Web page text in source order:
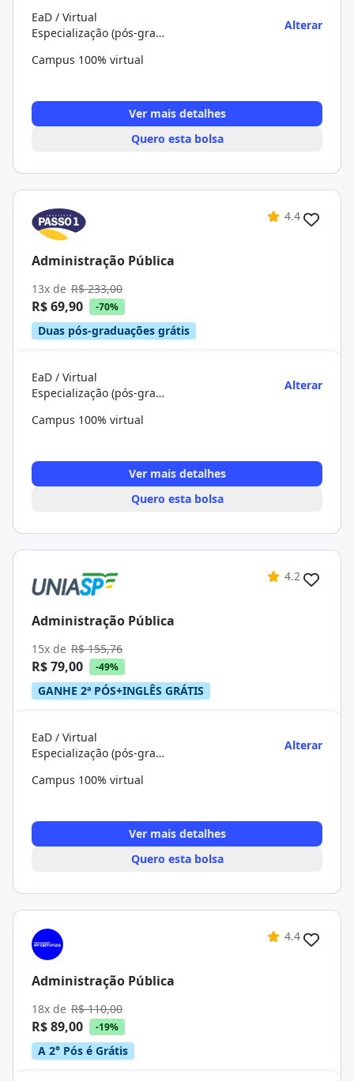
EaD / Virtual
Especialização (pós-graduação)
Alterar
Campus 100% virtual
Ver mais detalhes
Quero esta bolsa
4.4
Administração Pública
13x de R$ 233,00
R$ 69,90 -70%
Duas pós-graduações grátis
EaD / Virtual
Especialização (pós-graduação)
Alterar
Campus 100% virtual
Ver mais detalhes
Quero esta bolsa
4.2
Administração Pública
15x de R$ 155,76
R$ 79,00 -49%
GANHE 2ª PÓS+INGLÊS GRÁTIS
EaD / Virtual
Especialização (pós-graduação)
Alterar
Campus 100% virtual
Ver mais detalhes
Quero esta bolsa
4.4
Administração Pública
18x de R$ 110,00
R$ 89,00 -19%
A 2° Pós é Grátis